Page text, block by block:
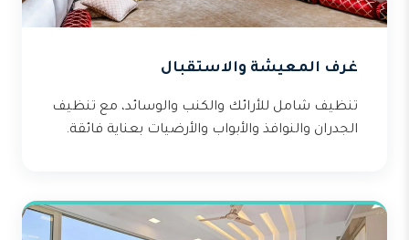
غرف المعيشة والاستقبال
تنظيف شامل للأرائك والكنب والوسائد، مع تنظيف
الجدران والنوافذ والأبواب والأرضيات بعناية فائقة.